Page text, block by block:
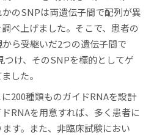
のSNPは両遺伝子間で配列が異
べ上げました。そこで、患者の
ら受継いだ2つの遺伝子間で
け、そのSNPを標的としてゲ
した。
200種類ものガイドRNAを設計
RNAを用意すれば、多く患者に
す。また、非臨床試験におい